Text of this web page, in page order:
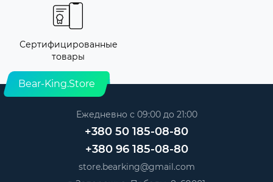
Сертифицированные
товары
Bear-King.Store
Ежедневно с 09:00 до 21:00
+380 50 185-08-80
+380 96 185-08-80
store.bearking@gmail.com